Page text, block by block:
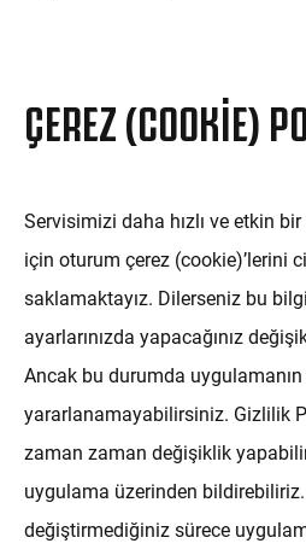
ÇEREZ (COOKIE)
Servisimizi daha hızlı ve etkin
için oturum çerez (cookie)’lerini
saklamaktayız. Dilerseniz bu
ayarlarınızda yapacağınız
Ancak bu durumda
yararlanamayabilirsiniz. Gizlilik
zaman zaman değişiklik
uygulama üzerinden bildirebiliriz.
değiştirmediğiniz sürece